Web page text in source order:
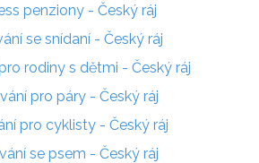
penziony - Český ráj
se snídaní - Český ráj
rodiny s dětmi - Český ráj
pro páry - Český ráj
pro cyklisty - Český ráj
se psem - Český ráj